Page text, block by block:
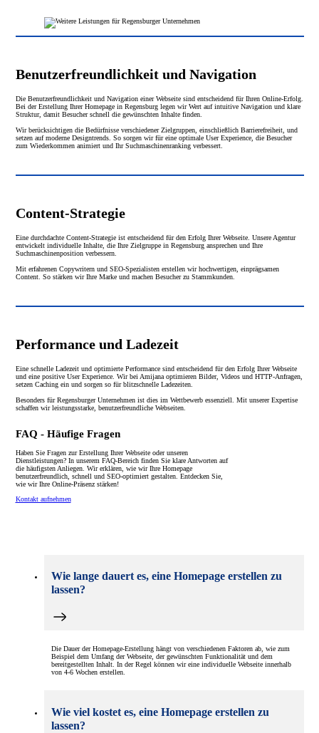
Benutzerfreundlichkeit und Navigation
Die Benutzerfreundlichkeit und Navigation einer Webseite sind entscheidend für Ihren Online-Erfolg.
Bei der Erstellung Ihrer Homepage in Regensburg legen wir Wert auf intuitive Navigation und klare
Struktur, damit Besucher schnell die gewünschten Inhalte finden.
Wir berücksichtigen die Bedürfnisse verschiedener Zielgruppen, einschließlich Barrierefreiheit, und
setzen auf moderne Designtrends. So sorgen wir für eine optimale User Experience, die Besucher
zum Wiederkommen animiert und Ihr Suchmaschinenranking verbessert.
Content-Strategie
Eine durchdachte Content-Strategie ist entscheidend für den Erfolg Ihrer Webseite. Unsere Agentur
entwickelt individuelle Inhalte, die Ihre Zielgruppe in Regensburg ansprechen und Ihre
Suchmaschinenposition verbessern.
Mit erfahrenen Copywritern und SEO-Spezialisten erstellen wir hochwertigen, einprägsamen
Content. So stärken wir Ihre Marke und machen Besucher zu Stammkunden.
Performance und Ladezeit
Eine schnelle Ladezeit und optimierte Performance sind entscheidend für den Erfolg Ihrer Webseite
und eine positive User Experience. Wir bei Amijana optimieren Bilder, Videos und HTTP-Anfragen,
setzen Caching ein und sorgen so für blitzschnelle Ladezeiten.
Besonders für Regensburger Unternehmen ist dies im Wettbewerb essenziell. Mit unserer Expertise
schaffen wir leistungsstarke, benutzerfreundliche Webseiten.
FAQ - Häufige Fragen
Haben Sie Fragen zur Erstellung Ihrer Webseite oder unseren
Dienstleistungen? In unserem FAQ-Bereich finden Sie klare Antworten auf
die häufigsten Anliegen. Wir erklären, wie wir Ihre Homepage
benutzerfreundlich, schnell und SEO-optimiert gestalten. Entdecken Sie,
wie wir Ihre Online-Präsenz stärken!
Kontakt aufnehmen
Wie lange dauert es, eine Homepage erstellen zu
lassen?
Die Dauer der Homepage-Erstellung hängt von verschiedenen Faktoren ab, wie zum
Beispiel dem Umfang der Webseite, der gewünschten Funktionalität und dem
bereitgestellten Inhalt. In der Regel können wir eine individuelle Webseite innerhalb
von 4-6 Wochen erstellen.
Wie viel kostet es, eine Homepage erstellen zu
lassen?